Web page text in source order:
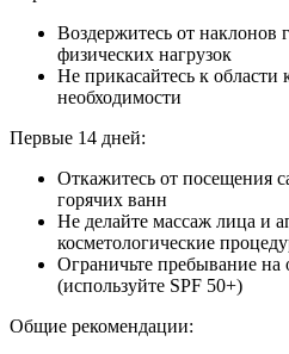
Воздержитесь от
физических нагрузок
Не прикасайтесь к области
необходимости
Первые 14 дней:
Откажитесь от посещения
горячих ванн
Не делайте массаж лица и
косметологические
Ограничьте пребывание на
(используйте SPF 50+)
Общие рекомендации: